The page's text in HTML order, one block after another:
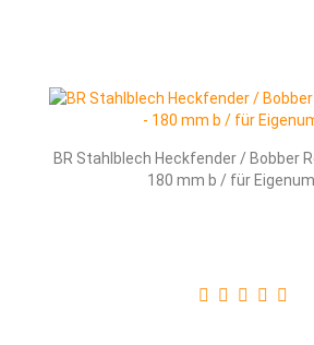
BR Stahl­blech Heck­fen­der / Bob­ber
180 mm b / für